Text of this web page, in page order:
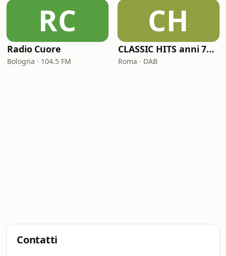
RC
Radio Cuore
Bologna · 104.5 FM
CH
CLASSIC HITS anni 70 80 90
Roma · DAB
Contatti